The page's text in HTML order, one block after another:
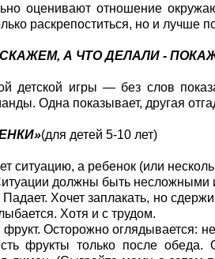
оценивают отношение
раскрепоститься, но и лучше
А ЧТО ДЕЛАЛИ -
детской игры — без слов
Одна показывает, другая
(для детей 5-10 лет)
ситуацию, а ребенок (или
должны быть
Хочет заплакать, но
Хотя и с трудом.
Осторожно оглядывается:
фрукты только после обеда.